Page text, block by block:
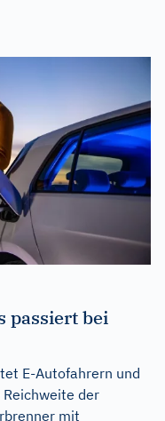
passiert bei
E-Autofahrern und
der
mit